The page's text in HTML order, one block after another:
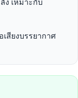
ง เหมาะกับ
สียงบรรยากาศ